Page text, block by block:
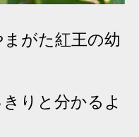
がた紅王の幼
りと分かるよ